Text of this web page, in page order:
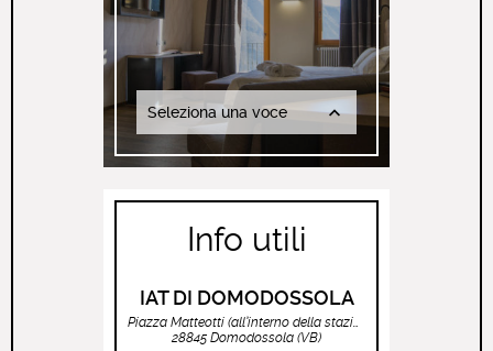
Seleziona una voce
Info utili
IAT DI DOMODOSSOLA
28845 Domodossola (VB)